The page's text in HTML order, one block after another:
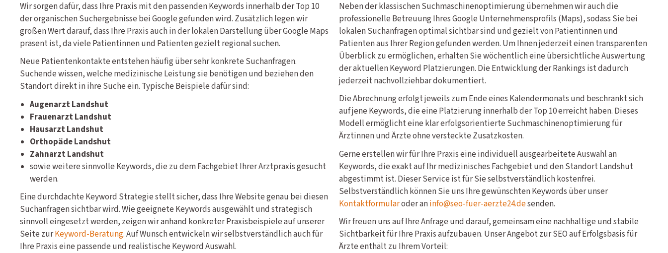
Wir sorgen dafür, dass Ihre Praxis mit den passenden Keywords innerhalb der Top 10
der organischen Suchergebnisse bei Google gefunden wird. Zusätzlich legen wir
großen Wert darauf, dass Ihre Praxis auch in der lokalen Darstellung über Google Maps
präsent ist, da viele Patientinnen und Patienten gezielt regional suchen.
Neue Patientenkontakte entstehen häufig über sehr konkrete Suchanfragen.
Suchende wissen, welche medizinische Leistung sie benötigen und beziehen den
Standort direkt in ihre Suche ein. Typische Beispiele dafür sind:
Augenarzt Landshut
Frauenarzt Landshut
Hausarzt Landshut
Orthopäde Landshut
Zahnarzt Landshut
sowie weitere sinnvolle Keywords, die zu dem Fachgebiet Ihrer Arztpraxis gesucht
werden.
Eine durchdachte Keyword Strategie stellt sicher, dass Ihre Website genau bei diesen
Suchanfragen sichtbar wird. Wie geeignete Keywords ausgewählt und strategisch
sinnvoll eingesetzt werden, zeigen wir anhand konkreter Praxisbeispiele auf unserer
Seite zurKeyword-Beratung. Auf Wunsch entwickeln wir selbstverständlich auch für
Ihre Praxis eine passende und realistische Keyword Auswahl.
Neben der klassischen Suchmaschinenoptimierung übernehmen wir auch die
professionelle Betreuung Ihres Google Unternehmensprofils (Maps), sodass Sie bei
lokalen Suchanfragen optimal sichtbar sind und gezielt von Patientinnen und
Patienten aus Ihrer Region gefunden werden. Um Ihnen jederzeit einen transparenten
Überblick zu ermöglichen, erhalten Sie wöchentlich eine übersichtliche Auswertung
der aktuellen Keyword Platzierungen. Die Entwicklung der Rankings ist dadurch
jederzeit nachvollziehbar dokumentiert.
Die Abrechnung erfolgt jeweils zum Ende eines Kalendermonats und beschränkt sich
auf jene Keywords, die eine Platzierung innerhalb der Top 10 erreicht haben. Dieses
Modell ermöglicht eine klar erfolgsorientierte Suchmaschinenoptimierung für
Ärztinnen und Ärzte ohne versteckte Zusatzkosten.
Gerne erstellen wir für Ihre Praxis eine individuell ausgearbeitete Auswahl an
Keywords, die exakt auf Ihr medizinisches Fachgebiet und den Standort Landshut
abgestimmt ist. Dieser Service ist für Sie selbstverständlich kostenfrei.
Selbstverständlich können Sie uns Ihre gewünschten Keywords über unser
Kontaktformularoder aninfo@seo-fuer-aerzte24.desenden.
Wir freuen uns auf Ihre Anfrage und darauf, gemeinsam eine nachhaltige und stabile
Sichtbarkeit für Ihre Praxis aufzubauen. Unser Angebot zur SEO auf Erfolgsbasis für
Ärzte enthält zu Ihrem Vorteil: